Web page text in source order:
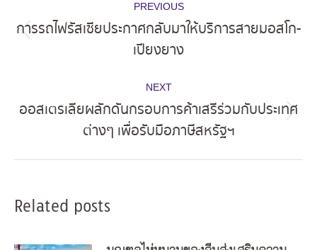
navigation
PREVIOUS
post:
การรถไฟรัสเซียประกาศกลับมาให้บริการสายมอสโก-
เปียงยาง
NEXT
post:
ออสเตรเลียผลักดันกรอบการค้าเสรีร่วมกับประเทศ
ต่างๆ เพื่อรับมือภาษีสหรัฐฯ
Related posts